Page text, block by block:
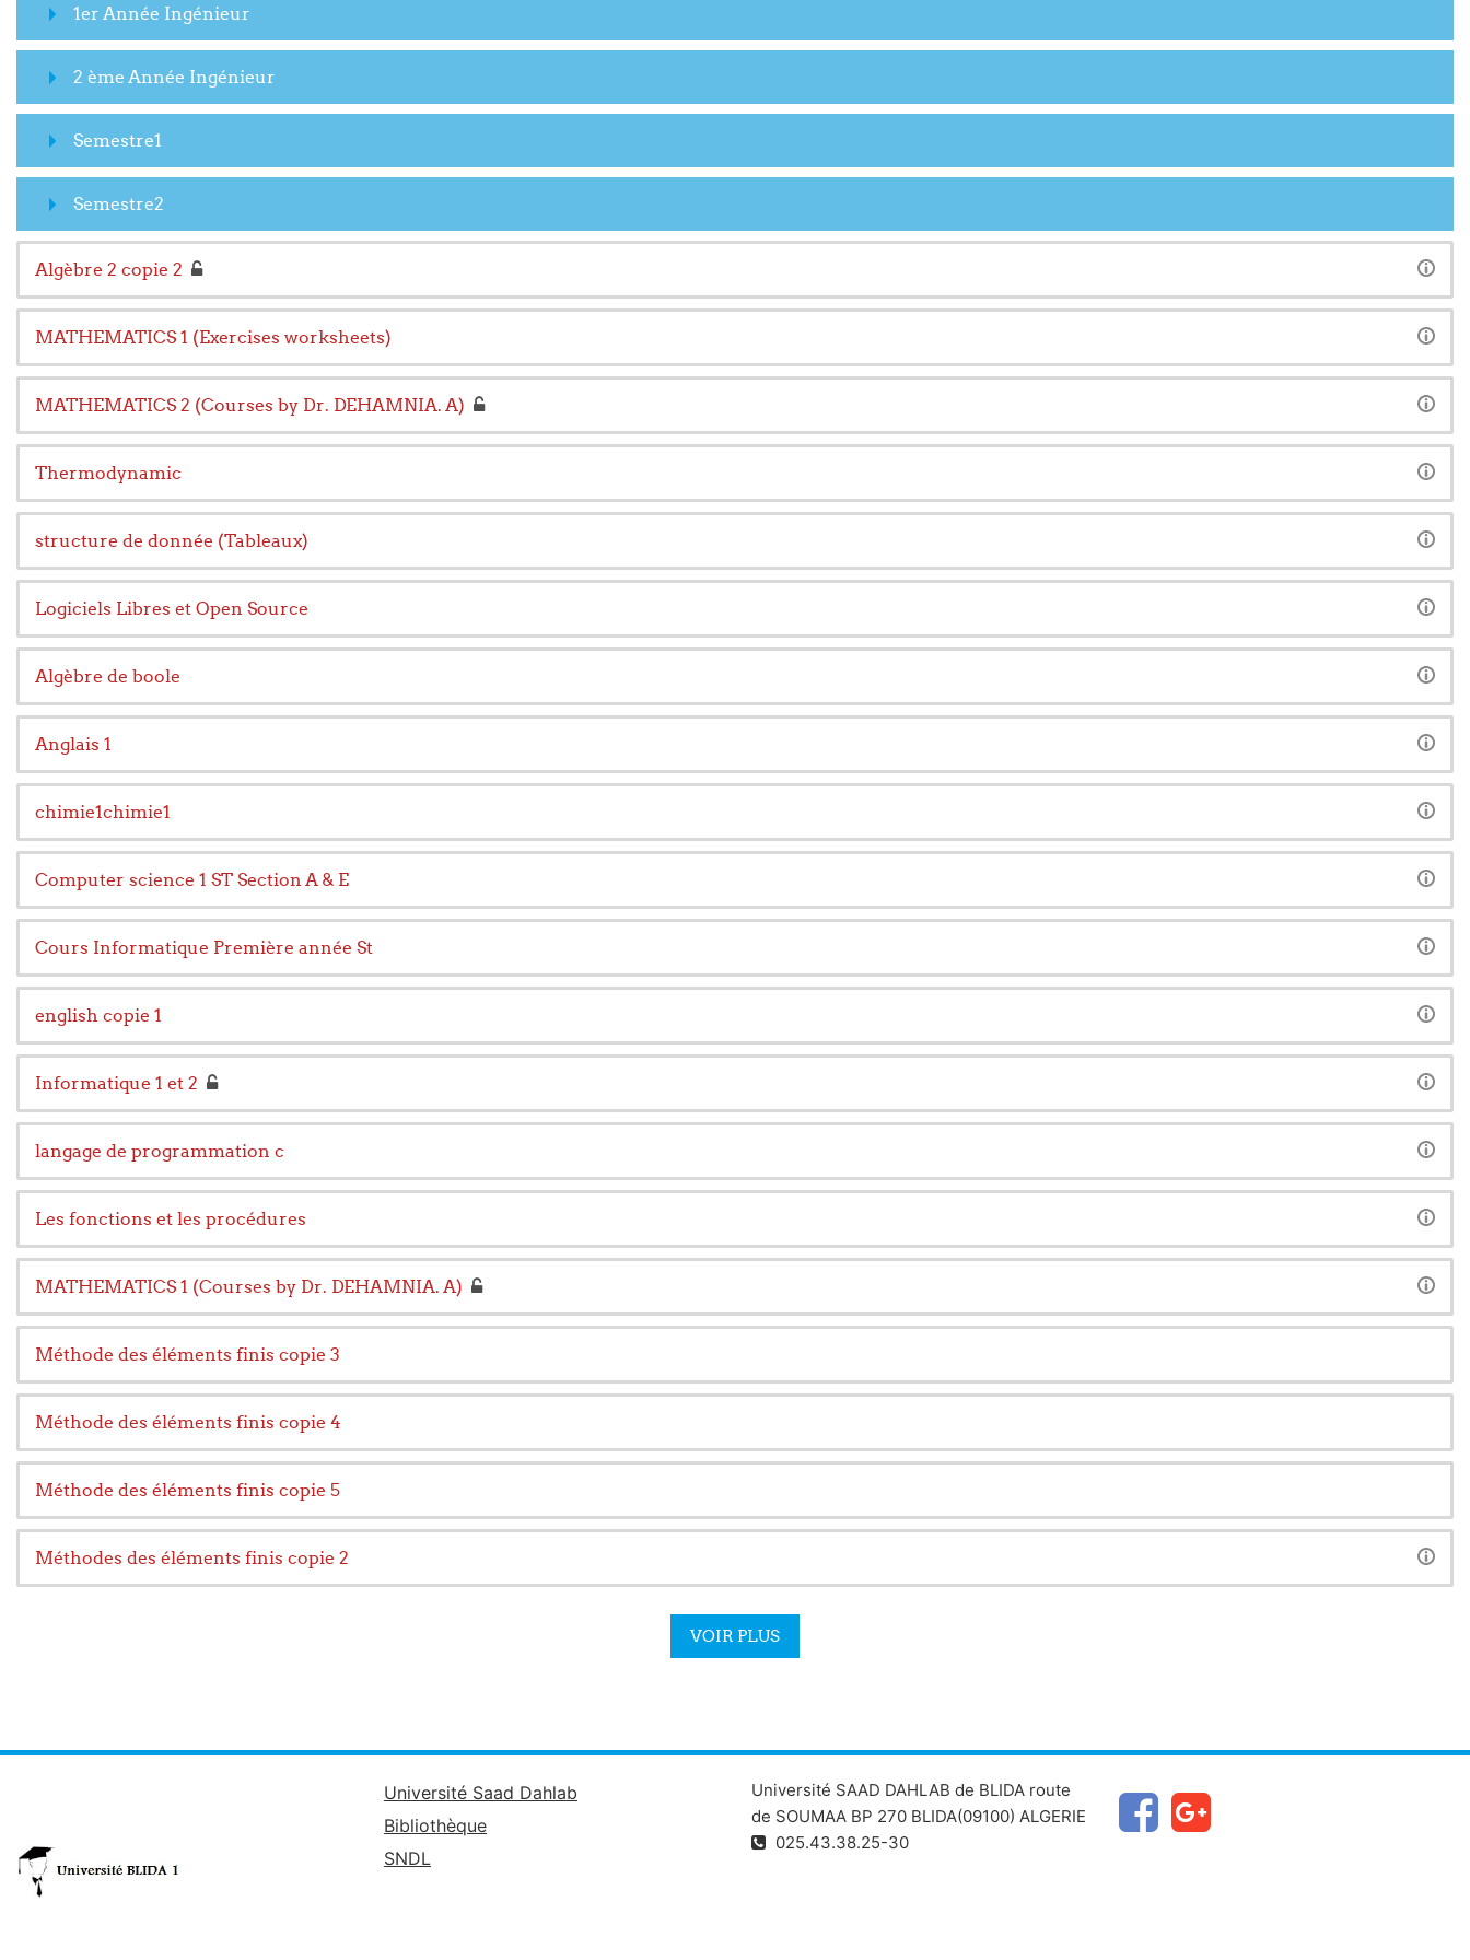
1er Année Ingénieur
2 ème Année Ingénieur
Semestre1
Semestre2
Algèbre 2 copie 2
MATHEMATICS 1 (Exercises worksheets)
MATHEMATICS 2 (Courses by Dr. DEHAMNIA. A)
Thermodynamic
structure de donnée (Tableaux)
Logiciels Libres et Open Source
Algèbre de boole
Anglais 1
chimie1chimie1
Computer science 1 ST Section A & E
Cours Informatique Première année St
english copie 1
Informatique 1 et 2
langage de programmation c
Les fonctions et les procédures
MATHEMATICS 1 (Courses by Dr. DEHAMNIA. A)
Méthode des éléments finis copie 3
Méthode des éléments finis copie 4
Méthode des éléments finis copie 5
Méthodes des éléments finis copie 2
VOIR PLUS
Université Saad Dahlab
Bibliothèque
SNDL
Université SAAD DAHLAB de BLIDA route
de SOUMAA BP 270 BLIDA(09100) ALGERIE
025.43.38.25-30